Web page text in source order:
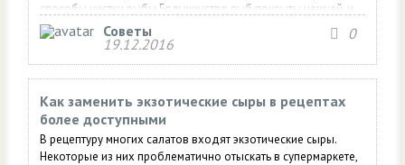
способы чистки рыбы Большинство рыб покрыты чешуей, и
сложнее всего избавиться от нее у щуки и судака. Соблюдая
некоторые хитрости,...
Советы
19.12.2016
0
Как заменить экзотические сыры в рецептах
более доступными
В рецептуру многих салатов входят экзотические сыры.
Некоторые из них проблематично отыскать в супермаркете,